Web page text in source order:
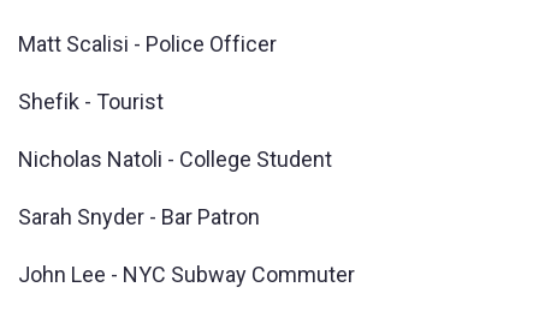
Matt Scalisi - Police Officer
Shefik - Tourist
Nicholas Natoli - College Student
Sarah Snyder - Bar Patron
John Lee - NYC Subway Commuter